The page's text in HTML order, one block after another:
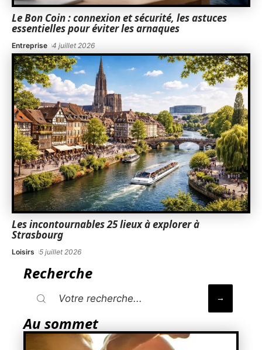
Le Bon Coin : connexion et sécurité, les astuces
essentielles pour éviter les arnaques
Entreprise 4 juillet 2026
Les incontournables 25 lieux à explorer à
Strasbourg
Loisirs 5 juillet 2026
Recherche
Au sommet